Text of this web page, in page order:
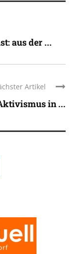
aus der ...
Artikel
in ...